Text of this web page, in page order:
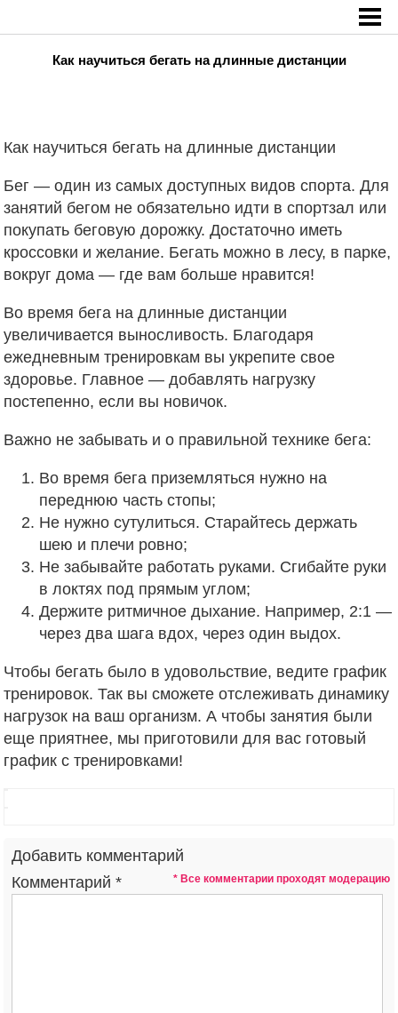
Как научиться бегать на длинные дистанции
Как научиться бегать на длинные дистанции
Как научиться бегать на длинные дистанции
Бег — один из самых доступных видов спорта. Для
занятий бегом не обязательно идти в спортзал или
покупать беговую дорожку. Достаточно иметь
кроссовки и желание. Бегать можно в лесу, в парке,
вокруг дома — где вам больше нравится!
Во время бега на длинные дистанции
увеличивается выносливость. Благодаря
ежедневным тренировкам вы укрепите свое
здоровье. Главное — добавлять нагрузку
постепенно, если вы новичок.
Важно не забывать и о правильной технике бега:
Во время бега приземляться нужно на
переднюю часть стопы;
Не нужно сутулиться. Старайтесь держать
шею и плечи ровно;
Не забывайте работать руками. Сгибайте руки
в локтях под прямым углом;
Держите ритмичное дыхание. Например, 2:1 —
через два шага вдох, через один выдох.
Чтобы бегать было в удовольствие, ведите график
тренировок. Так вы сможете отслеживать динамику
нагрузок на ваш организм. А чтобы занятия были
еще приятнее, мы приготовили для вас готовый
график с тренировками!
Добавить комментарий
* Все комментарии проходят модерацию
Комментарий*